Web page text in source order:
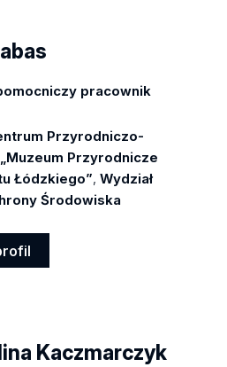
pracownik
Przyrodniczo-
Przyrodnicze
Łódzkiego”,Wydział
Środowiska
Kaczmarczyk